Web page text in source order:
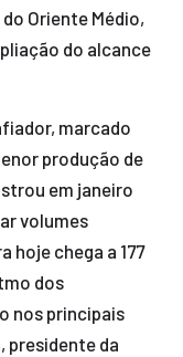
Oriente Médio,
do alcance
marcado
produção de
em janeiro
volumes
hoje chega a 177
dos
nos principais
presidente da